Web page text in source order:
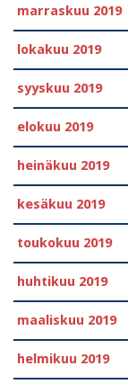
marraskuu 2019
lokakuu 2019
syyskuu 2019
elokuu 2019
heinäkuu 2019
kesäkuu 2019
toukokuu 2019
huhtikuu 2019
maaliskuu 2019
helmikuu 2019